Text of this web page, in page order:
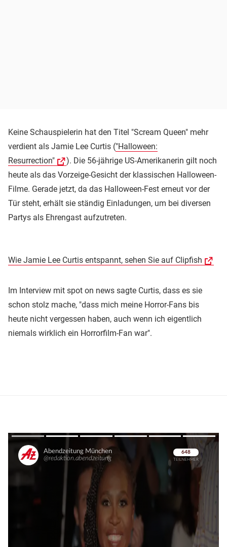
Keine Schauspielerin hat den Titel "Scream Queen" mehr
verdient als Jamie Lee Curtis ("Halloween:
Resurrection"
). Die 56-jährige US-Amerikanerin gilt noch
heute als das Vorzeige-Gesicht der klassischen Halloween-
Filme. Gerade jetzt, da das Halloween-Fest erneut vor der
Tür steht, erhält sie ständig Einladungen, um bei diversen
Partys als Ehrengast aufzutreten.
Wie Jamie Lee Curtis entspannt, sehen Sie auf Clipfish
Im Interview mit spot on news sagte Curtis, dass es sie
schon stolz mache, "dass mich meine Horror-Fans bis
heute nicht vergessen haben, auch wenn ich eigentlich
niemals wirklich ein Horrorfilm-Fan war".
Überspringen